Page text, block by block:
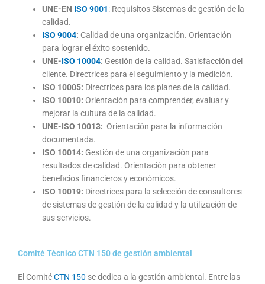
UNE-EN ISO 9001: Requisitos Sistemas de gestión de la
calidad.
ISO 9004: Calidad de una organización. Orientación
para lograr el éxito sostenido.
UNE-ISO 10004: Gestión de la calidad. Satisfacción del
cliente. Directrices para el seguimiento y la medición.
ISO 10005: Directrices para los planes de la calidad.
ISO 10010: Orientación para comprender, evaluar y
mejorar la cultura de la calidad.
UNE-ISO 10013: Orientación para la información
documentada.
ISO 10014: Gestión de una organización para
resultados de calidad. Orientación para obtener
beneficios financieros y económicos.
ISO 10019: Directrices para la selección de consultores
de sistemas de gestión de la calidad y la utilización de
sus servicios.
Comité Técnico CTN 150 de gestión ambiental
El ComitéCTN 150 se dedica a la gestión ambiental. Entre las